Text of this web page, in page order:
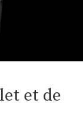
et de